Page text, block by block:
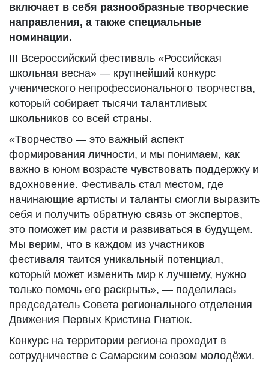
включает в себя разнообразные творческие
направления, а также специальные
номинации.
III Всероссийский фестиваль «Российская
школьная весна» — крупнейший конкурс
ученического непрофессионального творчества,
который собирает тысячи талантливых
школьников со всей страны.
«Творчество — это важный аспект
формирования личности, и мы понимаем, как
важно в юном возрасте чувствовать поддержку и
вдохновение. Фестиваль стал местом, где
начинающие артисты и таланты смогли выразить
себя и получить обратную связь от экспертов,
это поможет им расти и развиваться в будущем.
Мы верим, что в каждом из участников
фестиваля таится уникальный потенциал,
который может изменить мир к лучшему, нужно
только помочь его раскрыть», — поделилась
председатель Совета регионального отделения
Движения Первых Кристина Гнатюк.
Конкурс на территории региона проходит в
сотрудничестве с Самарским союзом молодёжи.